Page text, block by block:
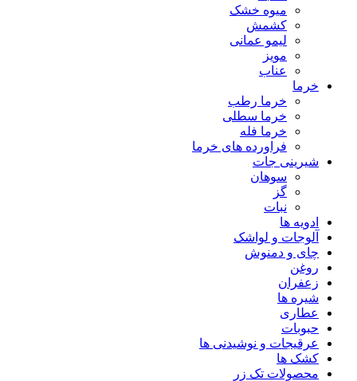
میوه خشک
کشمش
لیمو عمانی
مویز
عناب
خرما
خرما رطب
خرما سطلی
خرما فله
فراورده های خرما
شیرینی جات
سوهان
گز
نبات
ادویه ها
آلوجات و لواشک
چای و دمنوش
روغن
زعفران
شیره ها
عطاری
حبوبات
عرقیجات و نوشیدنی ها
کشک ها
محصولات تک زر